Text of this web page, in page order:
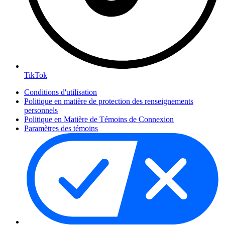
TikTok
Conditions d'utilisation
Politique en matière de protection des renseignements
personnels
Politique en Matière de Témoins de Connexion
Paramètres des témoins